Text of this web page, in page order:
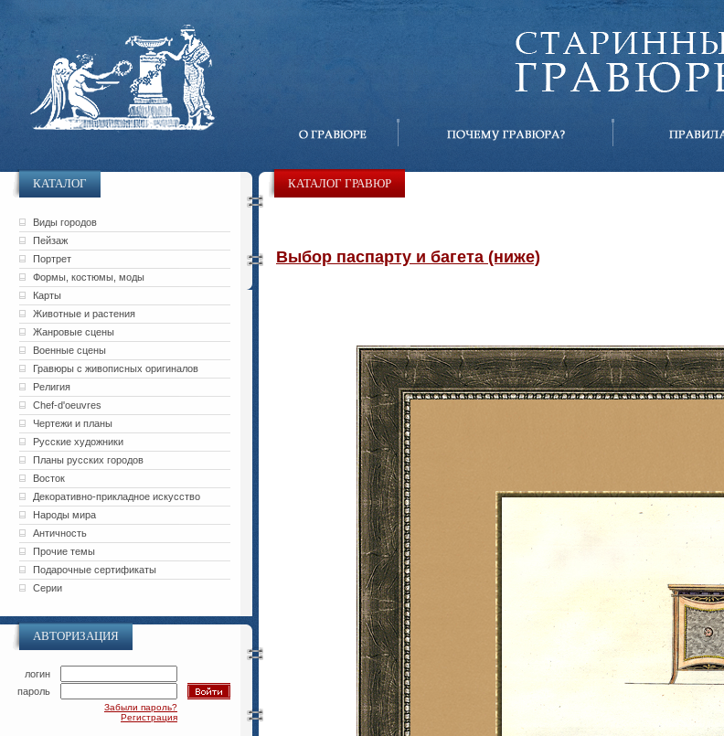
КАТАЛОГ
Виды городов
Пейзаж
Портрет
Формы, костюмы, моды
Карты
Животные и растения
Жанровые сцены
Военные сцены
Гравюры с живописных оригиналов
Религия
Chef-d'oeuvres
Чертежи и планы
Русские художники
Планы русских городов
Восток
Декоративно-прикладное искусство
Народы мира
Античность
Прочие темы
Подарочные сертификаты
Серии
АВТОРИЗАЦИЯ
логин
пароль
Забыли пароль?
Регистрация
КАТАЛОГ ГРАВЮР
Выбор паспарту и багета (ниже)